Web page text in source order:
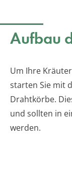
Aufbau
Um Ihre
starten Sie mit
Drahtkörbe.
und sollten in
werden.